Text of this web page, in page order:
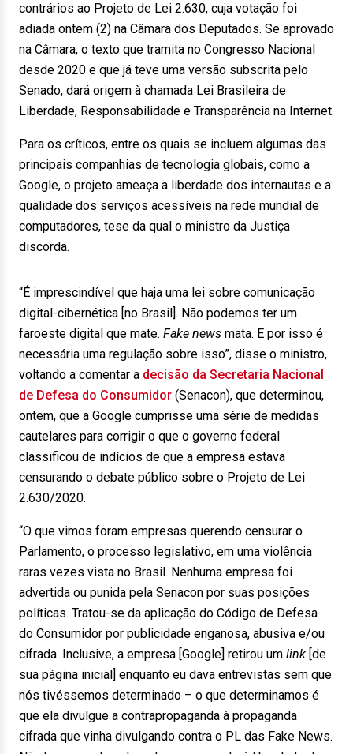
contrários ao Projeto de Lei 2.630, cuja votação foi
adiada ontem (2) na Câmara dos Deputados. Se aprovado
na Câmara, o texto que tramita no Congresso Nacional
desde 2020 e que já teve uma versão subscrita pelo
Senado, dará origem à chamada Lei Brasileira de
Liberdade, Responsabilidade e Transparência na Internet.
Para os críticos, entre os quais se incluem algumas das
principais companhias de tecnologia globais, como a
Google, o projeto ameaça a liberdade dos internautas e a
qualidade dos serviços acessíveis na rede mundial de
computadores, tese da qual o ministro da Justiça
discorda.
“É imprescindível que haja uma lei sobre comunicação
digital-cibernética [no Brasil]. Não podemos ter um
faroeste digital que mate. Fake news mata. E por isso é
necessária uma regulação sobre isso”, disse o ministro,
voltando a comentar a decisão da Secretaria Nacional
de Defesa do Consumidor (Senacon), que determinou,
ontem, que a Google cumprisse uma série de medidas
cautelares para corrigir o que o governo federal
classificou de indícios de que a empresa estava
censurando o debate público sobre o Projeto de Lei
2.630/2020.
“O que vimos foram empresas querendo censurar o
Parlamento, o processo legislativo, em uma violência
raras vezes vista no Brasil. Nenhuma empresa foi
advertida ou punida pela Senacon por suas posições
políticas. Tratou-se da aplicação do Código de Defesa
do Consumidor por publicidade enganosa, abusiva e/ou
cifrada. Inclusive, a empresa [Google] retirou um link [de
sua página inicial] enquanto eu dava entrevistas sem que
nós tivéssemos determinado – o que determinamos é
que ela divulgue a contrapropaganda à propaganda
cifrada que vinha divulgando contra o PL das Fake News.